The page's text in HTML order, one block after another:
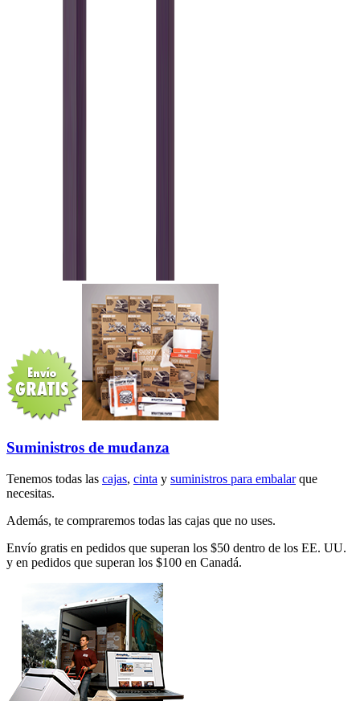
Suministros de mudanza
Tenemos todas las cajas, cinta y suministros para embalarque
necesitas.
Además, te compraremos todas las cajas que no uses.
Envío gratis en pedidos que superan los $50 dentro de los EE. UU.
y en pedidos que superan los $100 en Canadá.